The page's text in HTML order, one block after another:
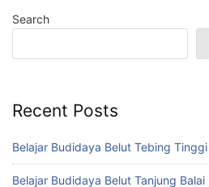
Search
Recent Posts
Belajar Budidaya Belut Tebing Tinggi
Belajar Budidaya Belut Tanjung Balai